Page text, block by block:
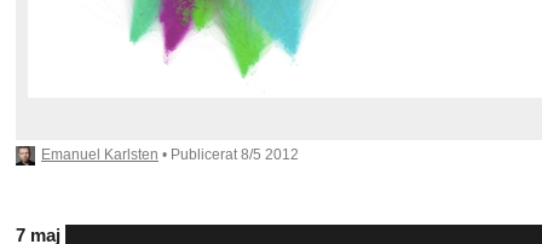
Emanuel Karlsten • Publicerat 8/5 2012
7 maj